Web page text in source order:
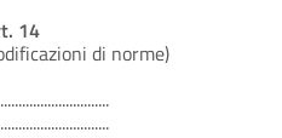
14
di norme)